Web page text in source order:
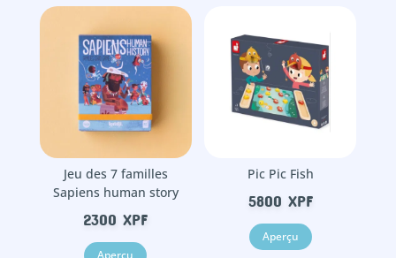
Jeu des 7 familles
Sapiens human story
2300XPF
Aperçu
Pic Pic Fish
5800 XPF
Aperçu